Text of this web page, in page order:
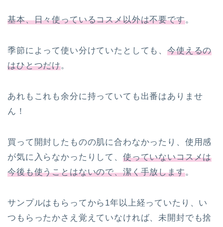
基本、日々使っているコスメ以外は不要です。
季節によって使い分けていたとしても、今使えるの
はひとつだけ。
あれもこれも余分に持っていても出番はありませ
ん！
買って開封したものの肌に合わなかったり、使用感
が気に入らなかったりして、 使っていないコスメは
今後も使うことはないので、潔く手放します。
サンプルはもらってから1年以上経っていたり、い
つもらったかさえ覚えていなければ、未開封でも捨